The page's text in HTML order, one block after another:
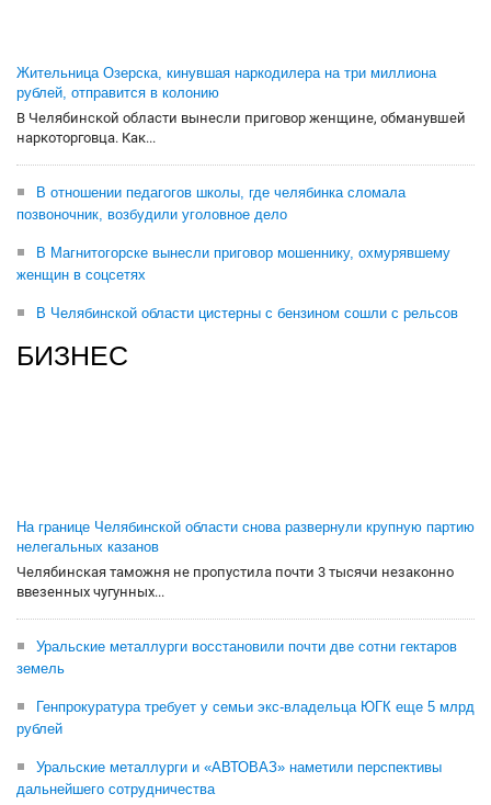
Жительница Озерска, кинувшая наркодилера на три миллиона
рублей, отправится в колонию
В Челябинской области вынесли приговор женщине, обманувшей
наркоторговца. Как...
В отношении педагогов школы, где челябинка сломала
позвоночник, возбудили уголовное дело
В Магнитогорске вынесли приговор мошеннику, охмурявшему
женщин в соцсетях
В Челябинской области цистерны с бензином сошли с рельсов
БИЗНЕС
На границе Челябинской области снова развернули крупную партию
нелегальных казанов
Челябинская таможня не пропустила почти 3 тысячи незаконно
ввезенных чугунных...
Уральские металлурги восстановили почти две сотни гектаров
земель
Генпрокуратура требует у семьи экс-владельца ЮГК еще 5 млрд
рублей
Уральские металлурги и «АВТОВАЗ» наметили перспективы
дальнейшего сотрудничества